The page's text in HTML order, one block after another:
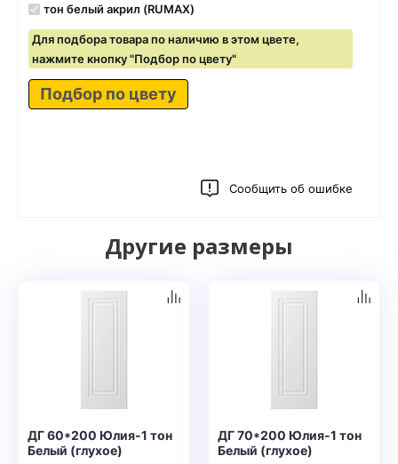
тон белый акрил (RUMAX)
Для подбора товара по наличию в этом цвете,
нажмите кнопку "Подбор по цвету"
Подбор по цвету
Сообщить об ошибке
Другие размеры
ДГ 60*200 Юлия-1 тон
Белый (глухое)
ДГ 70*200 Юлия-1 тон
Белый (глухое)